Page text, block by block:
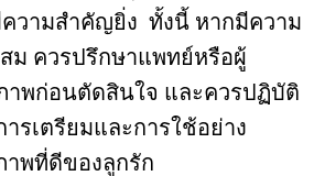
วามสำคัญยิ่ง ทั้งนี้ หากมีความ
ม ควรปรึกษาแพทย์หรือผู้
พก่อนตัดสินใจ และควรปฏิบัติ
รเตรียมและการใช้อย่าง
าพที่ดีของลูกรัก